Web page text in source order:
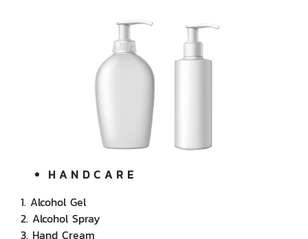
H A N D C A R E
1. Alcohol Gel
2. Alcohol Spray
3. Hand Cream